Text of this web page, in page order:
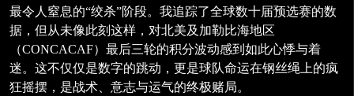
最令人窒息的“绞杀”阶段。我追踪了全球数十届预选赛的数
据，但从未像此刻这样，对北美及加勒比海地区
（CONCACAF）最后三轮的积分波动感到如此心悸与着
迷。这不仅仅是数字的跳动，更是球队命运在钢丝绳上的疯
狂摇摆，是战术、意志与运气的终极赌局。